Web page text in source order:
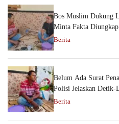
Bos Muslim Dukung
Minta Fakta
Berita
Belum Ada Surat
Polisi Jelaskan Detik-
Berita